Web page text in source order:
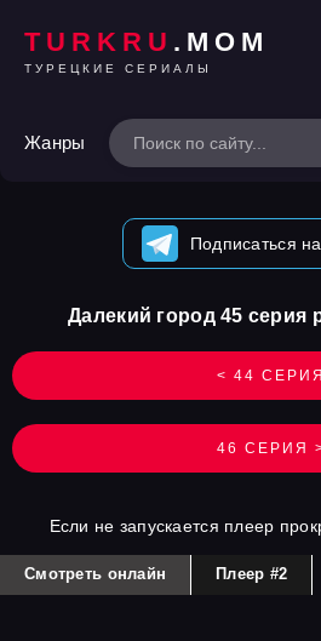
TURKRU .MOM
ТУРЕЦКИЕ СЕРИАЛЫ
Жанры
Подписаться
< 44 СЕРИЯ
Далекий город 45 серия
46 СЕРИЯ
Если не запускается плеер
Смотреть онлайн Плеер #2